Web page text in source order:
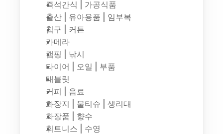
즉석간식 | 가공식품
출산 | 유아용품 | 임부복
침구 | 커튼
카메라
캠핑 | 낚시
타이어 | 오일 | 부품
태블릿
커피 | 음료
화장지 | 물티슈 | 생리대
화장품 | 향수
휘트니스 | 수영